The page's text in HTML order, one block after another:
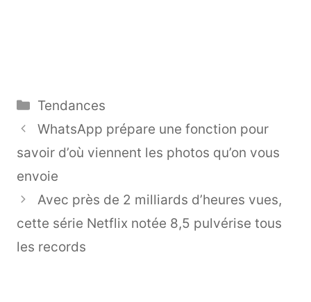
Catégories
Tendances
WhatsApp prépare une fonction pour
savoir d’où viennent les photos qu’on vous
envoie
Avec près de 2 milliards d’heures vues,
cette série Netflix notée 8,5 pulvérise tous
les records